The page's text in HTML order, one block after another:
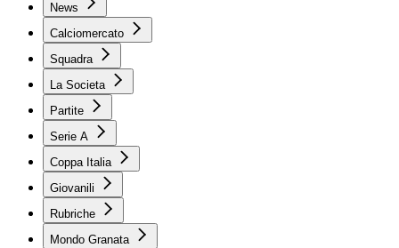
News
Calciomercato
Squadra
La Societa
Partite
Serie A
Coppa Italia
Giovanili
Rubriche
Mondo Granata